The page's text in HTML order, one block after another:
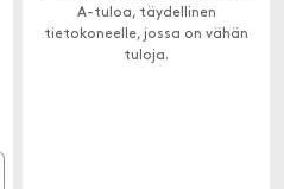
A-tuloa, täydellinen
tietokoneelle, jossa on vähän
tuloja.